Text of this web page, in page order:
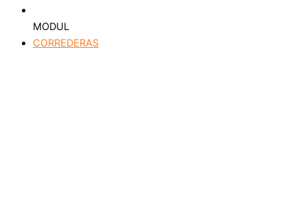
MODUL
CORREDERAS